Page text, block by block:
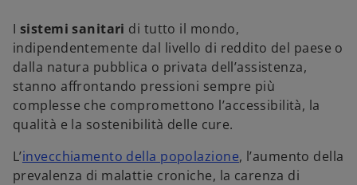
o
v
s
c
h
e
d
v
a
s
h
e
d
v
s
h
e
d
I sistemi sanitari di tutto il mondo,
indipendentemente dal livello di reddito del paese o
dalla natura pubblica o privata dell’assistenza,
stanno affrontando pressioni sempre più
complesse che compromettono l’accessibilità, la
qualità e la sostenibilità delle cure.
L’invecchiamento della popolazione, l’aumento della
prevalenza di malattie croniche, la carenza di